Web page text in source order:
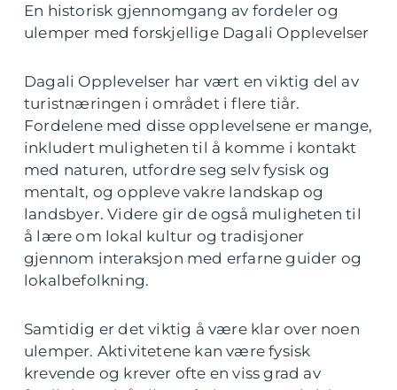
En historisk gjennomgang av fordeler og
ulemper med forskjellige Dagali Opplevelser
Dagali Opplevelser har vært en viktig del av
turistnæringen i området i flere tiår.
Fordelene med disse opplevelsene er mange,
inkludert muligheten til å komme i kontakt
med naturen, utfordre seg selv fysisk og
mentalt, og oppleve vakre landskap og
landsbyer. Videre gir de også muligheten til
å lære om lokal kultur og tradisjoner
gjennom interaksjon med erfarne guider og
lokalbefolkning.
Samtidig er det viktig å være klar over noen
ulemper. Aktivitetene kan være fysisk
krevende og krever ofte en viss grad av